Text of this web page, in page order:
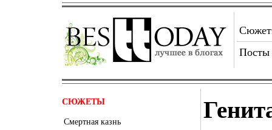
Посты
СЮЖЕТЫ
Смертная казнь